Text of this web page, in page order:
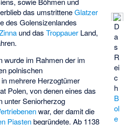
D
a
s
R
ei
c
h
B
ol
e
das umstritteneGlatzer
des Golensizenlandes
und dasTroppauer Land,
wurde im Rahmen der im
polnischen
in mehrere Herzogtümer
Polen, von denen eines das
unter Seniorherzog
war, der damit die
Piastenbegründete. Ab 1138